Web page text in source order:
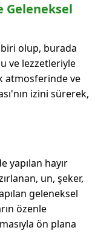
Geleneksel
olup, burada
ve lezzetleriyle
atmosferinde ve
izini sürerek,
yapılan hayır
un, şeker,
geleneksel
özenle
ön plana